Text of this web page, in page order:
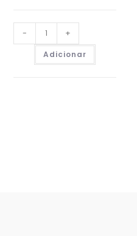
- +
Adicionar